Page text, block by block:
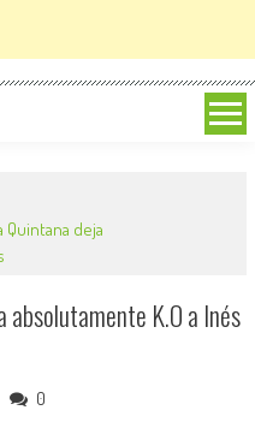
Quintana deja
absolutamente K.O a Inés
0